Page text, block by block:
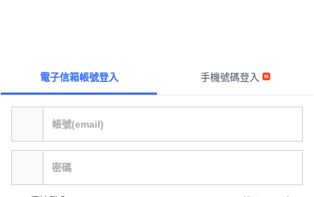
電子信箱帳號登入 手機號碼登入